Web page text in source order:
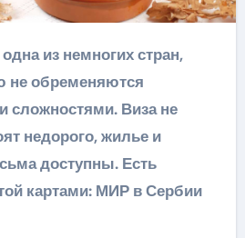
не обременяются
сложностями. Виза не
недорого, жилье и
доступны. Есть
картами: МИР в Сербии